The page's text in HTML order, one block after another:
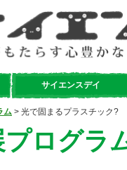
サイエンスデイ
ム > 光で固まるプラスチック?
ログラ